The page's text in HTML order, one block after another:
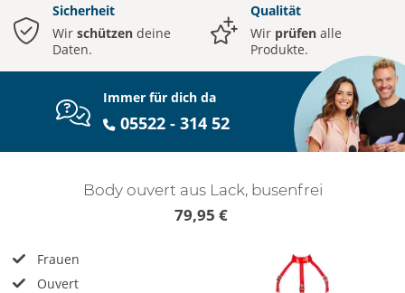
Sicherheit
Wir schützen deine
Daten.
Qualität
Wir prüfen alle
Produkte.
Immer für dich da
05522 - 314 52
Body ouvert aus Lack, busenfrei
79,95 €
Frauen
Ouvert